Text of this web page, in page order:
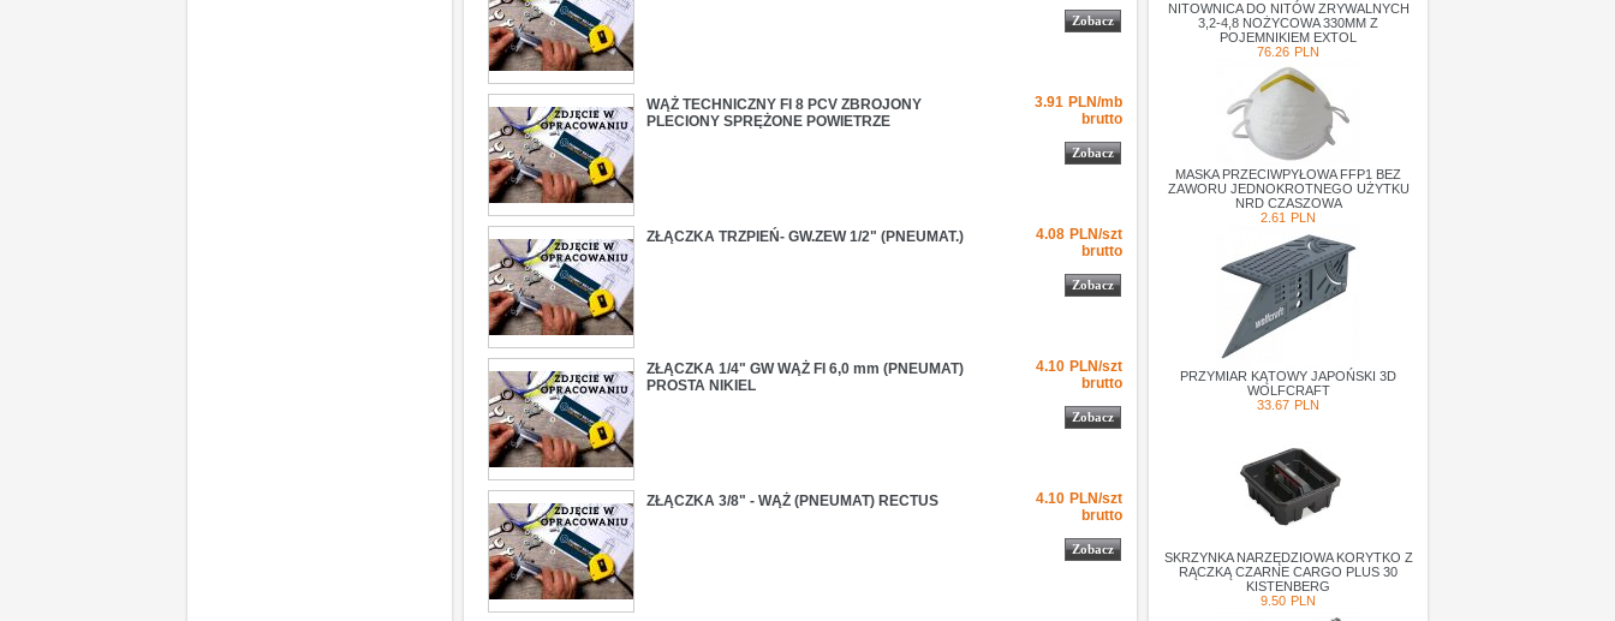
Zobacz
WĄŻ TECHNICZNY FI 8 PCV ZBROJONY
PLECIONY SPRĘŻONE POWIETRZE
3.91 PLN/mb
brutto
Zobacz
mb
ZŁĄCZKA TRZPIEŃ- GW.ZEW 1/2" (PNEUMAT.) 4.08 PLN/szt
brutto
Zobacz
ZŁĄCZKA 1/4" GW WĄŻ FI 6,0 mm (PNEUMAT)
PROSTA NIKIEL
4.10 PLN/szt
brutto
Zobacz
PLN
ZŁĄCZKA 3/8" - WĄŻ (PNEUMAT) RECTUS 4.10 PLN/szt
brutto
Zobacz
NITOWNICA DO NITÓW ZRYWALNYCH
3,2-4,8 NOŻYCOWA 330MM Z
POJEMNIKIEM EXTOL
76.26 PLN
MASKA PRZECIWPYŁOWA FFP1 BEZ
ZAWORU JEDNOKROTNEGO UŻYTKU
NRD CZASZOWA
2.61 PLN
PRZYMIAR KĄTOWY JAPOŃSKI 3D
WOLFCRAFT
33.67 PLN
SKRZYNKA NARZĘDZIOWA KORYTKO Z
RĄCZKĄ CZARNE CARGO PLUS 30
KISTENBERG
9.50 PLN